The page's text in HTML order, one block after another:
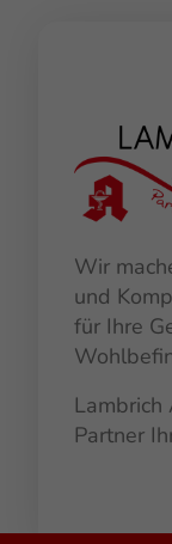
Wir
und
für Ihre
Lambrich
Partner